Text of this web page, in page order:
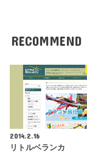
RECOMMEND
2014.2.16
リトルベランカ